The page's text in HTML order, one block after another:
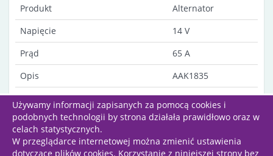
Używamy informacji zapisanych za pomocą cookies i
podobnych technologii by strona działała prawidłowo oraz w
celach statystycznych.
W przeglądarce internetowej można zmienić ustawienia
dotyczące plików cookies. Korzystanie z niniejszej strony bez
Produkt
Alternator
Napięcie
14 V
Prąd
65 A
Opis
AAK1835
Uwagi
Dust-proof